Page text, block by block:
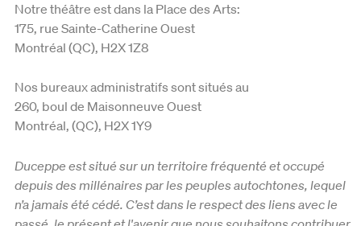
Notre théâtre est dans la Place des Arts:
175, rue Sainte-Catherine Ouest
Montréal (QC), H2X 1Z8
Nos bureaux administratifs sont situés au
260, boul de Maisonneuve Ouest
Montréal, (QC), H2X 1Y9
Duceppe est situé sur un territoire fréquenté et occupé
depuis des millénaires par les peuples autochtones, lequel
n’a jamais été cédé. C’est dans le respect des liens avec le